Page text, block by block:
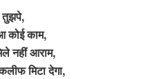
कोई काम,
नहीं आराम,
मिटा देगा,